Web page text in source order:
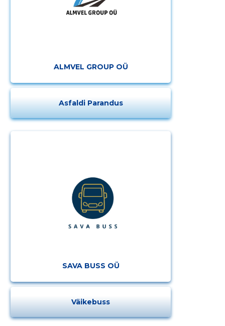
ALMVEL GROUP OÜ
Asfaldi Parandus
SAVA BUSS OÜ
Väikebuss